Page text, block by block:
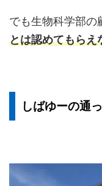
でも生物科学部の
とは認めてもらえ
しばゆーの通